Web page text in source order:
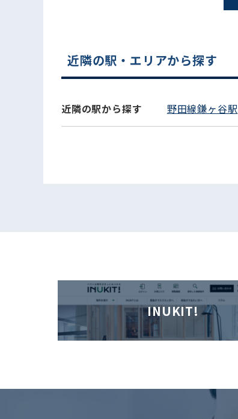
近隣の駅・エリアから探す
近隣の駅から探す 野田線鎌ヶ谷駅
INUKIT!